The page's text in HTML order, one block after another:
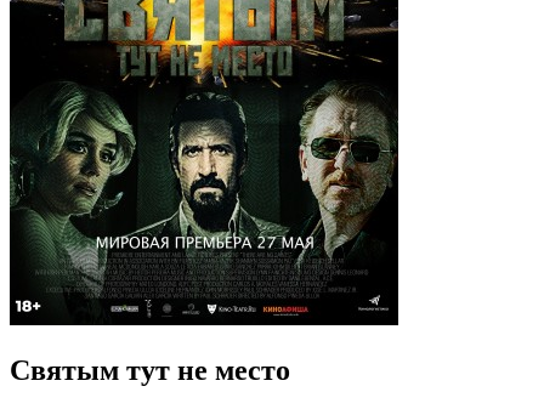
Святым тут не место